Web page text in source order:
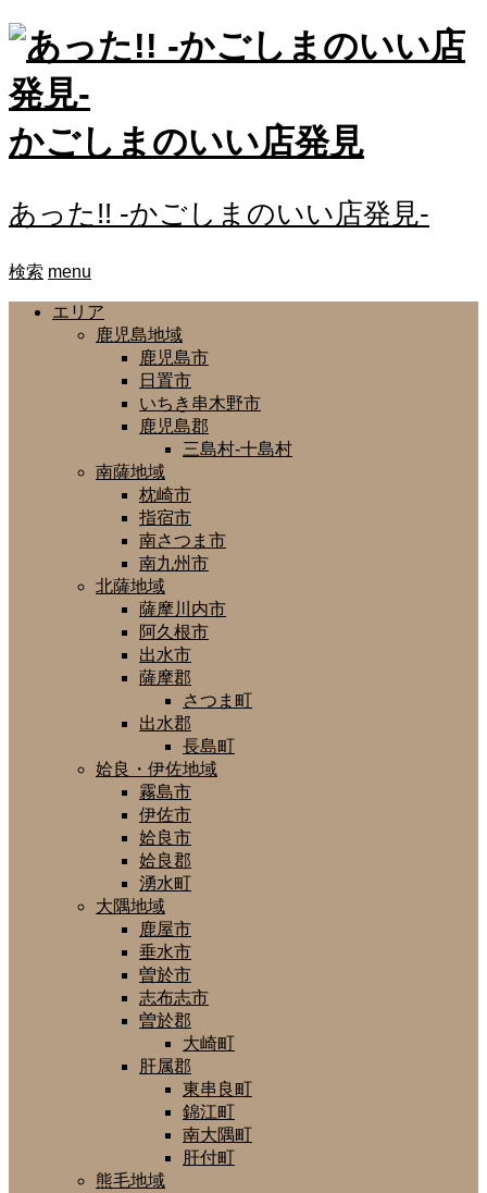
かごしまのいい店発見
あった!! -かごしまのいい店発見-
検索 menu
エリア
鹿児島地域
鹿児島市
日置市
いちき串木野市
鹿児島郡
三島村-十島村
南薩地域
枕崎市
指宿市
南さつま市
南九州市
北薩地域
薩摩川内市
阿久根市
出水市
薩摩郡
さつま町
出水郡
長島町
姶良・伊佐地域
霧島市
伊佐市
姶良市
姶良郡
湧水町
大隅地域
鹿屋市
垂水市
曽於市
志布志市
曽於郡
大崎町
肝属郡
東串良町
錦江町
南大隅町
肝付町
熊毛地域